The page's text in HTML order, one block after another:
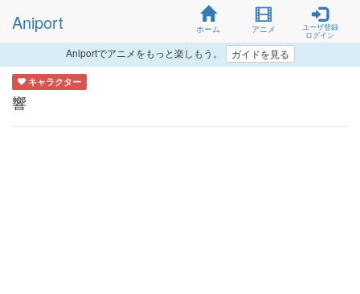
Aniport ホーム アニメ
ユーザ登録
ログイン
Aniportでアニメをもっと楽しもう。 ガイドを見る
キャラクター
響